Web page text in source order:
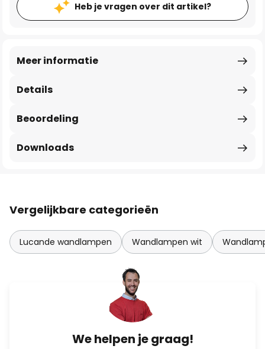
Heb je vragen over dit artikel?
Details
Meer informatie
Beoordeling
Downloads
Vergelijkbare categorieën
Lucande wandlampen Wandlampen wit
We helpen je graag!